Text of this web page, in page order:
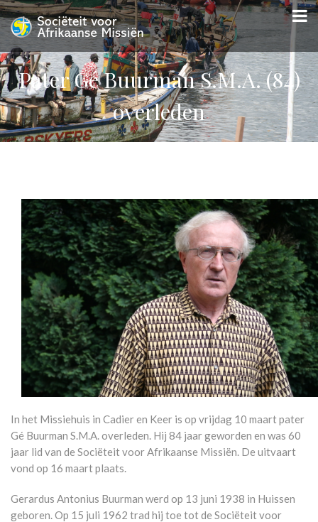
Pater Gé Buurman S.M.A. (84)
overleden
In het Missiehuis in Cadier en Keer is op vrijdag 10 maart pater
Gé Buurman S.M.A. overleden. Hij 84 jaar geworden en was 60
jaar lid van de Sociëteit voor Afrikaanse Missiën. De uitvaart
vond op 16 maart plaats.
Gerardus Antonius Buurman werd op 13 juni 1938 in Huissen
geboren. Op 15 juli 1962 trad hij toe tot de Sociëteit voor